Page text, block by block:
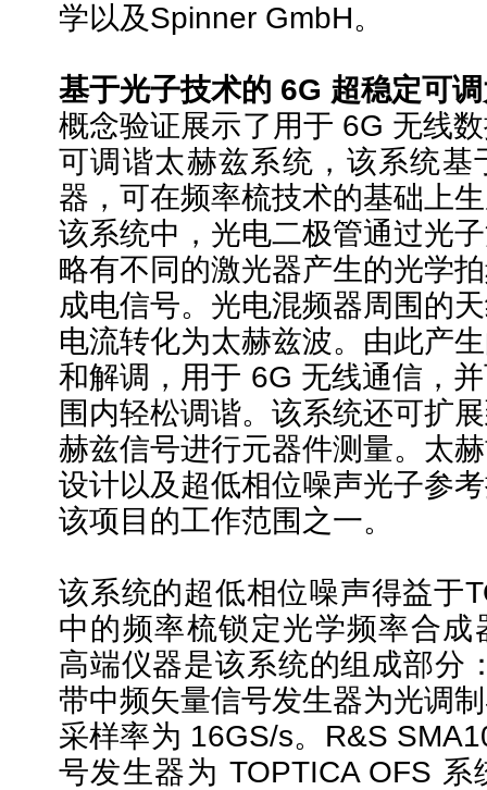
学以及Spinner GmbH。
基于光子技术的 6G 超稳定可
概念验证展示了用于 6G 无线
可调谐太赫兹系统，该系统基
器，可在频率梳技术的基础上
该系统中，光电二极管通过光
略有不同的激光器产生的光学
成电信号。光电混频器周围的
电流转化为太赫兹波。由此产
和解调，用于 6G 无线通信，
围内轻松调谐。该系统还可扩
赫兹信号进行元器件测量。太
设计以及超低相位噪声光子参
该项目的工作范围之一。
该系统的超低相位噪声得益于
中的频率梳锁定光学频率合成
高端仪器是该系统的组成部分
带中频矢量信号发生器为光调
采样率为 16GS/s。R&S
号发生器为 TOPTICA OFS